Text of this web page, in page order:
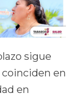
sigue
en
en